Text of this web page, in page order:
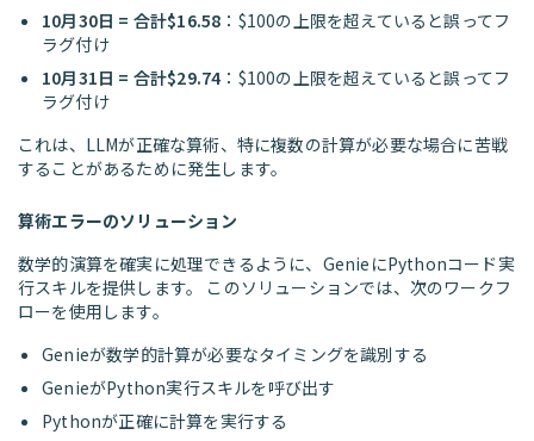
10月30日 = 合計$16.58 ：$100の上限を超えていると誤ってフ
ラグ付け
10月31日 = 合計$29.74：$100の上限を超えていると誤ってフ
ラグ付け
これは、LLMが正確な算術、特に複数の計算が必要な場合に苦戦
することがあるために発生します。
算術エラーのソリューション
数学的演算を確実に処理できるように、GenieにPythonコード実
行スキルを提供します。 このソリューションでは、次のワークフ
ローを使用します。
Genieが数学的計算が必要なタイミングを識別する
GenieがPython実行スキルを呼び出す
Pythonが正確に計算を実行する